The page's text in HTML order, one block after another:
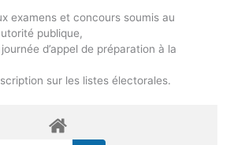
examens et concours soumis au
publique,
d’appel de préparation à la
sur les listes électorales.